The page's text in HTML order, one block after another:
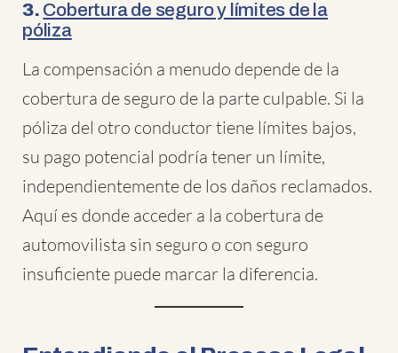
3. Cobertura de seguro y límites de la
póliza
La compensación a menudo depende de la
cobertura de seguro de la parte culpable. Si la
póliza del otro conductor tiene límites bajos,
su pago potencial podría tener un límite,
independientemente de los daños reclamados.
Aquí es donde acceder a la cobertura de
automovilista sin seguro o con seguro
insuficiente puede marcar la diferencia.